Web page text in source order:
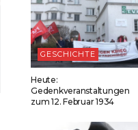
GESCHICHTE
Heute:
Gedenkveranstaltungen
zum 12. Februar 1934